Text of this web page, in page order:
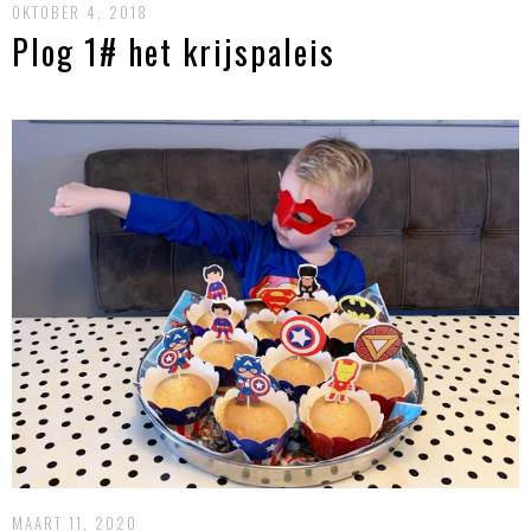
OKTOBER 4, 2018
Plog 1# het krijspaleis
MAART 11, 2020